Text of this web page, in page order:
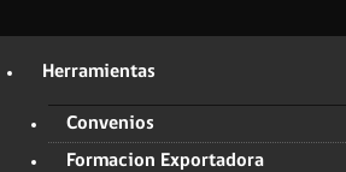
Herramientas
Convenios
Formacion Exportadora